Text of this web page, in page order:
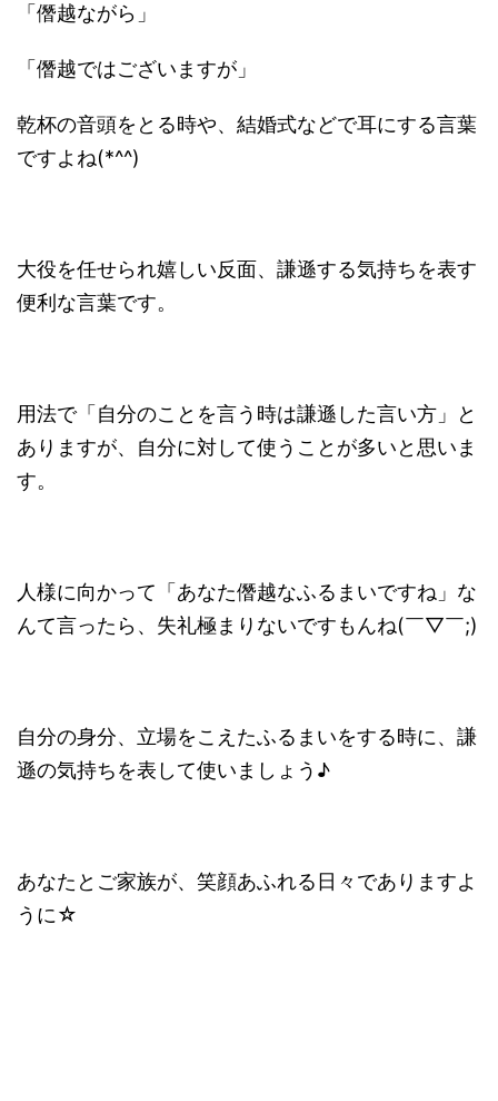
「僭越ながら」
「僭越ではございますが」
乾杯の音頭をとる時や、結婚式などで耳にする言葉
ですよね(*^^)
大役を任せられ嬉しい反面、謙遜する気持ちを表す
便利な言葉です。
用法で「自分のことを言う時は謙遜した言い方」と
ありますが、自分に対して使うことが多いと思いま
す。
人様に向かって「あなた僭越なふるまいですね」な
んて言ったら、失礼極まりないですもんね(￣▽￣;)
自分の身分、立場をこえたふるまいをする時に、謙
遜の気持ちを表して使いましょう♪
あなたとご家族が、笑顔あふれる日々でありますよ
うに☆